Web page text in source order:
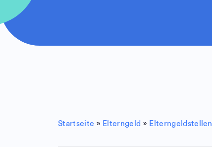
Startseite » Elterngeld » Elterngeldstellen